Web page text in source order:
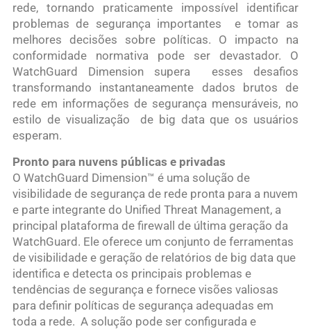
rede, tornando praticamente impossível identificar
problemas de segurança importantes e tomar as
melhores decisões sobre políticas. O impacto na
conformidade normativa pode ser devastador. O
WatchGuard Dimension supera esses desafios
transformando instantaneamente dados brutos de
rede em informações de segurança mensuráveis, no
estilo de visualização de big data que os usuários
esperam.
Pronto para nuvens públicas e privadas
O WatchGuard Dimension™ é uma solução de
visibilidade de segurança de rede pronta para a nuvem
e parte integrante do Unified Threat Management, a
principal plataforma de firewall de última geração da
WatchGuard. Ele oferece um conjunto de ferramentas
de visibilidade e geração de relatórios de big data que
identifica e detecta os principais problemas e
tendências de segurança e fornece visões valiosas
para definir políticas de segurança adequadas em
toda a rede. A solução pode ser configurada e